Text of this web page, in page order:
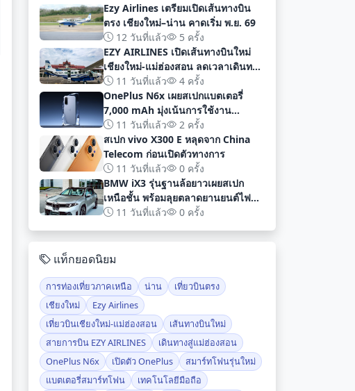
Ezy Airlines เตรียมเปิดเส้นทางบิน
ตรง เชียงใหม่–น่าน คาดเริ่ม พ.ย. 69
12 วันที่แล้ว
5 ครั้ง
EZY AIRLINES เปิดเส้นทางบินใหม่
เชียงใหม่-แม่ฮ่องสอน ลดเวลาเดินทาง
เหลือเพียง 40 นาที
11 วันที่แล้ว
4 ครั้ง
OnePlus N6x เผยสเปกแบตเตอรี่
7,000 mAh มุ่งเน้นการใช้งาน
ยาวนานก่อนเปิดตัวอย่างเป็นทางการ
11 วันที่แล้ว
2 ครั้ง
สเปก vivo X300 E หลุดจาก China
Telecom ก่อนเปิดตัวทางการ
11 วันที่แล้ว
0 ครั้ง
BMW iX3 รุ่นฐานล้อยาวเผยสเปก
เหนือชั้น พร้อมลุยตลาดยานยนต์ไฟฟ้า
จีนด้วยระยะทาง 919 กม
11 วันที่แล้ว 0 ครั้ง
แท็กยอดนิยม
การท่องเที่ยวภาคเหนือ น่าน
เที่ยวบินตรง
เชียงใหม่
Ezy Airlines
เที่ยวบินเชียงใหม่-แม่ฮ่องสอน
เส้นทางบินใหม่
สายการบิน EZY AIRLINES
เดินทางสู่แม่ฮ่องสอน
OnePlus N6x
เปิดตัว OnePlus
สมาร์ทโฟนรุ่นใหม่
แบตเตอรี่สมาร์ทโฟน
เทคโนโลยีมือถือ